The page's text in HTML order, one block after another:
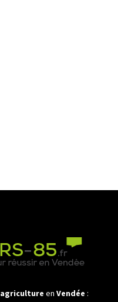
agriculture en Vendée :